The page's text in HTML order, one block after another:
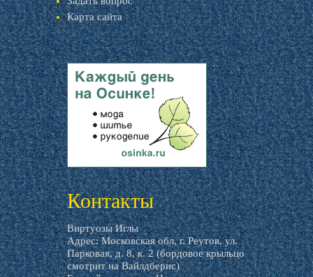
Карта сайта
livemaster.ru
Контакты
Виртуозы Иглы
Адрес: Московская обл, г. Реутов, ул.
Парковая, д. 8, к. 2 (бордовое крыльцо
смотрит на Вайлдберис)